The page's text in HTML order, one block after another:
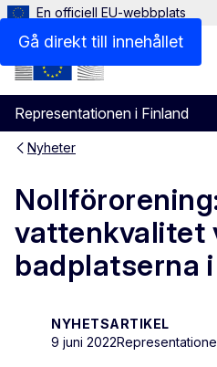
Gå direkt till innehållet
En officiell EU-webbplats
Representationen i Finland
Menu
Nyheter
vattenkvalitet
badplatserna
NYHETSARTIKEL
9 juni 2022